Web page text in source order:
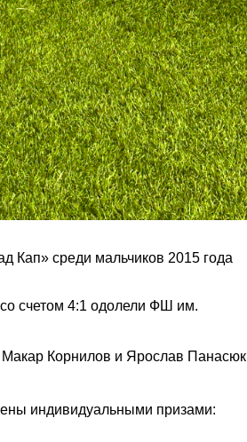
Кап» среди мальчиков 2015 года
счетом 4:1 одолели ФШ им.
Корнилов и Ярослав Панасюк
индивидуальными призами: